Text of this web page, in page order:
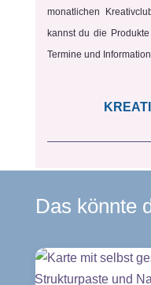
monatlichen
kannst du die
Termine und
Das könnte